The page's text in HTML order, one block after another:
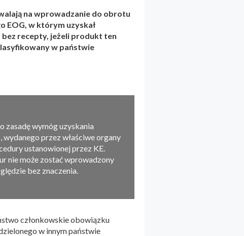
na wprowadzanie do obrotu
EOG, w którym uzyskał
recepty, jeżeli produkt ten
w państwie
zasadę wymóg uzyskania
przez właściwe organy
ustanowionej przez KE.
nie może zostać wprowadzony
bez znaczenia.
członkowskie obowiązku
w innym państwie